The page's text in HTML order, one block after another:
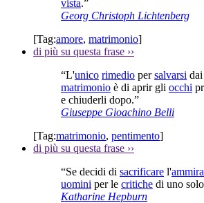
vista.”
Georg Christoph Lichtenberg
[Tag:amore, matrimonio]
di più su questa frase ››
“L'unico rimedio persalvarsi dai
matrimonio è di aprir gli occhi
e chiuderli dopo.”
Giuseppe Gioachino Belli
[Tag:matrimonio, pentimento]
di più su questa frase ››
“Se decidi di sacrificare l'
uomini per le critiche di uno
Katharine Hepburn